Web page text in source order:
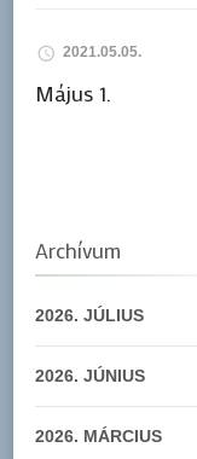
2021.05.05.
Május 1.
Archívum
2026. JÚLIUS
2026. JÚNIUS
2026. MÁRCIUS